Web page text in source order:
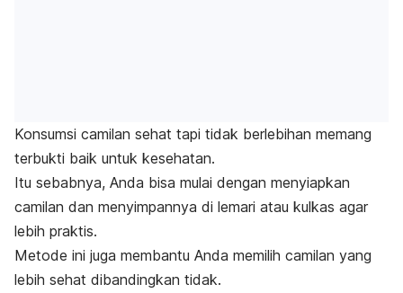
Konsumsi camilan sehat tapi tidak berlebihan memang
terbukti baik untuk kesehatan.
Itu sebabnya, Anda bisa mulai dengan menyiapkan
camilan dan menyimpannya di lemari atau kulkas agar
lebih praktis.
Metode ini juga membantu Anda memilih camilan yang
lebih sehat dibandingkan tidak.